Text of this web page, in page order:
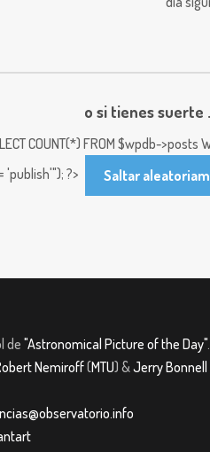
o si tienes suerte
COUNT(*) FROM $wpdb->posts
'publish'"); ?>
Saltar
de "Astronomical Picture of the Day".
Nemiroff(MTU) &Jerry Bonnell